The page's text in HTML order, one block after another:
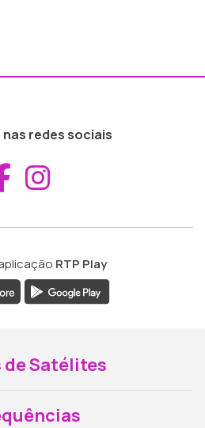
redes sociais
Aceder ao
RTP Play
de Satélites